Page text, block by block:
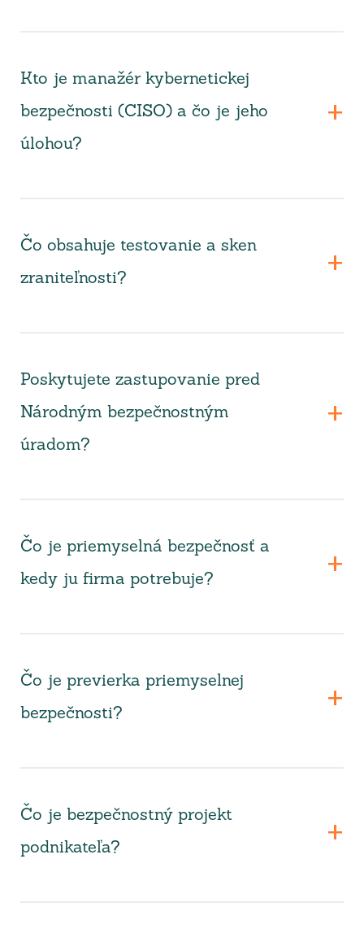
Kto je manažér kybernetickej
bezpečnosti (CISO) a čo je jeho
úlohou?
Čo obsahuje testovanie a sken
zraniteľnosti?
Poskytujete zastupovanie pred
Národným bezpečnostným
úradom?
Čo je priemyselná bezpečnosť a
kedy ju firma potrebuje?
Čo je previerka priemyselnej
bezpečnosti?
Čo je bezpečnostný projekt
podnikateľa?